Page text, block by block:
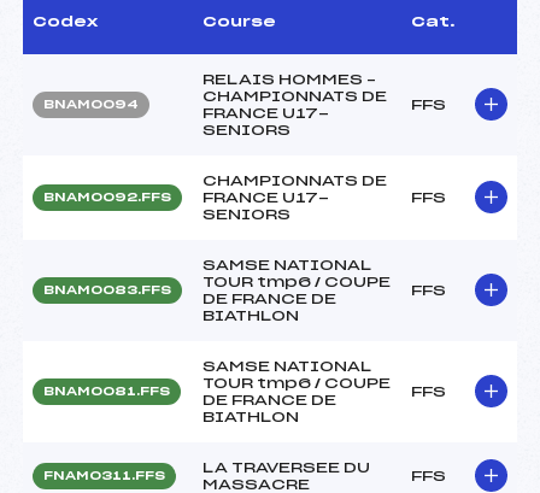
Codex Course Cat.
BNAM0094
RELAIS HOMMES –
CHAMPIONNATS DE
FRANCE U17-
SENIORS
FFS
BNAM0092.FFS
CHAMPIONNATS DE
FRANCE U17-
SENIORS
FFS
BNAM0083.FFS
SAMSE NATIONAL
TOUR tmp6 / COUPE
DE FRANCE DE
BIATHLON
FFS
BNAM0081.FFS
SAMSE NATIONAL
TOUR tmp6 / COUPE
DE FRANCE DE
BIATHLON
FFS
FNAM0311.FFS
LA TRAVERSEE DU
MASSACRE
FFS